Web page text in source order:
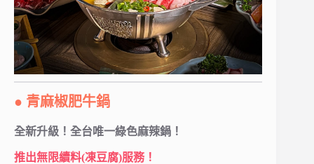
● 青麻椒肥牛鍋
全新升級！全台唯一綠色麻辣鍋！
推出無限續料(凍豆腐)服務！